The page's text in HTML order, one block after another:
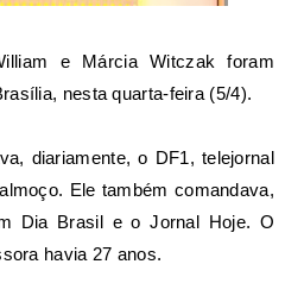
e Márcia Witczak foram
, nesta quarta-feira (5/4).
diariamente, o DF1, telejornal
Ele também comandava,
Dia Brasil e o Jornal Hoje. O
havia 27 anos.